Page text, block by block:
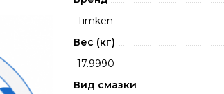
Timken
Вес (кг)
17.9990
Вид смазки